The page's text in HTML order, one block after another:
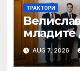
ТРАКТОРИ
младите
Бъдете
винаги
AUG 7, 2026